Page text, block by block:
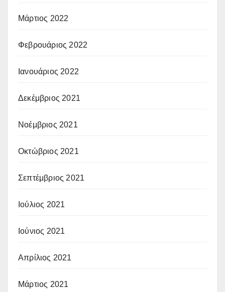
Μάρτιος 2022
Φεβρουάριος 2022
Ιανουάριος 2022
Δεκέμβριος 2021
Νοέμβριος 2021
Οκτώβριος 2021
Σεπτέμβριος 2021
Ιούλιος 2021
Ιούνιος 2021
Απρίλιος 2021
Μάρτιος 2021